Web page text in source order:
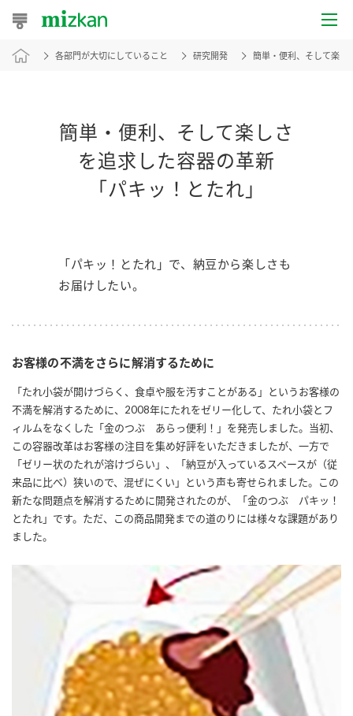
おうちレシピ
レシピ特集
レシピカテゴリ一覧
レシピ名特集
商品情報
商品カテゴリ
酢 調味酢
お酢ドリンク ぽん酢
つゆ たれ
スープ
新商品一覧
キャンペーン情報
ブランド・スペシャルサイト
ブランド・スペシャルサイト トップ
商品ブランドサイト
くらしプラ酢
カンタン酢
お酢ドリンク
味ぽん
ぽん酢
国内事業概要
ミツカングループについて
企業理念
ミツカンを知る
環境への取り組み
採用情報
各部門が大切にしていること 研究開発 簡単・便利、そして楽し
簡単・便利、そして楽しさ
を追求した容器の革新
「パキッ！とたれ」
「パキッ！とたれ」で、納豆から楽しさも
お届けしたい。
お客様の不満をさらに解消するために
「たれ小袋が開けづらく、食卓や服を汚すことがある」というお客様の
不満を解消するために、2008年にたれをゼリー化して、たれ小袋とフ
ィルムをなくした「金のつぶ あらっ便利！」を発売しました。当初、
この容器改革はお客様の注目を集め好評をいただきましたが、一方で
「ゼリー状のたれが溶けづらい」、「納豆が入っているスペースが（従
来品に比べ）狭いので、混ぜにくい」という声も寄せられました。この
新たな問題点を解消するために開発されたのが、「金のつぶ パキッ！
とたれ」です。ただ、この商品開発までの道のりには様々な課題があり
ました。